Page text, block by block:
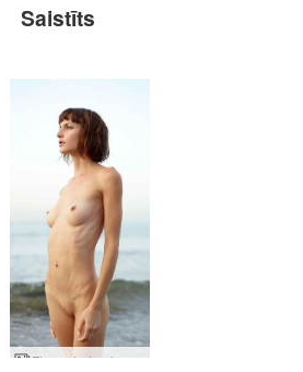
Saistīts
Flora pludmales meitene